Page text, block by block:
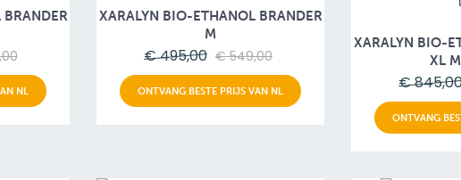
NL
XARALYN BIO-ETHANOL BRANDER
M
€ 495,00 € 549,00
ONTVANG BESTE PRIJS VAN NL
XARALYN BIO-
XL
€
ONTVANG